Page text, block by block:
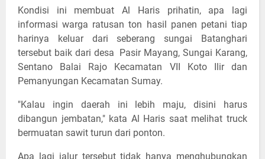
Kondisi ini membuat Al Haris prihatin, apa lagi
informasi warga ratusan ton hasil panen petani tiap
harinya keluar dari seberang sungai Batanghari
tersebut baik dari desa Pasir Mayang, Sungai Karang,
Sentano Balai Rajo Kecamatan VII Koto Ilir dan
Pemanyungan Kecamatan Sumay.
"Kalau ingin daerah ini lebih maju, disini harus
dibangun jembatan," kata Al Haris saat melihat truck
bermuatan sawit turun dari ponton.
Apa lagi jalur tersebut tidak hanya menghubungkan